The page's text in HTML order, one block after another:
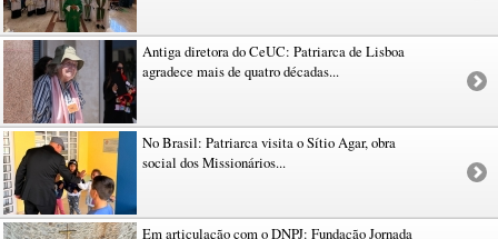
Antiga diretora do CeUC: Patriarca de Lisboa
agradece mais de quatro décadas...
No Brasil: Patriarca visita o Sítio Agar, obra
social dos Missionários...
Em articulação com o DNPJ: Fundação Jornada